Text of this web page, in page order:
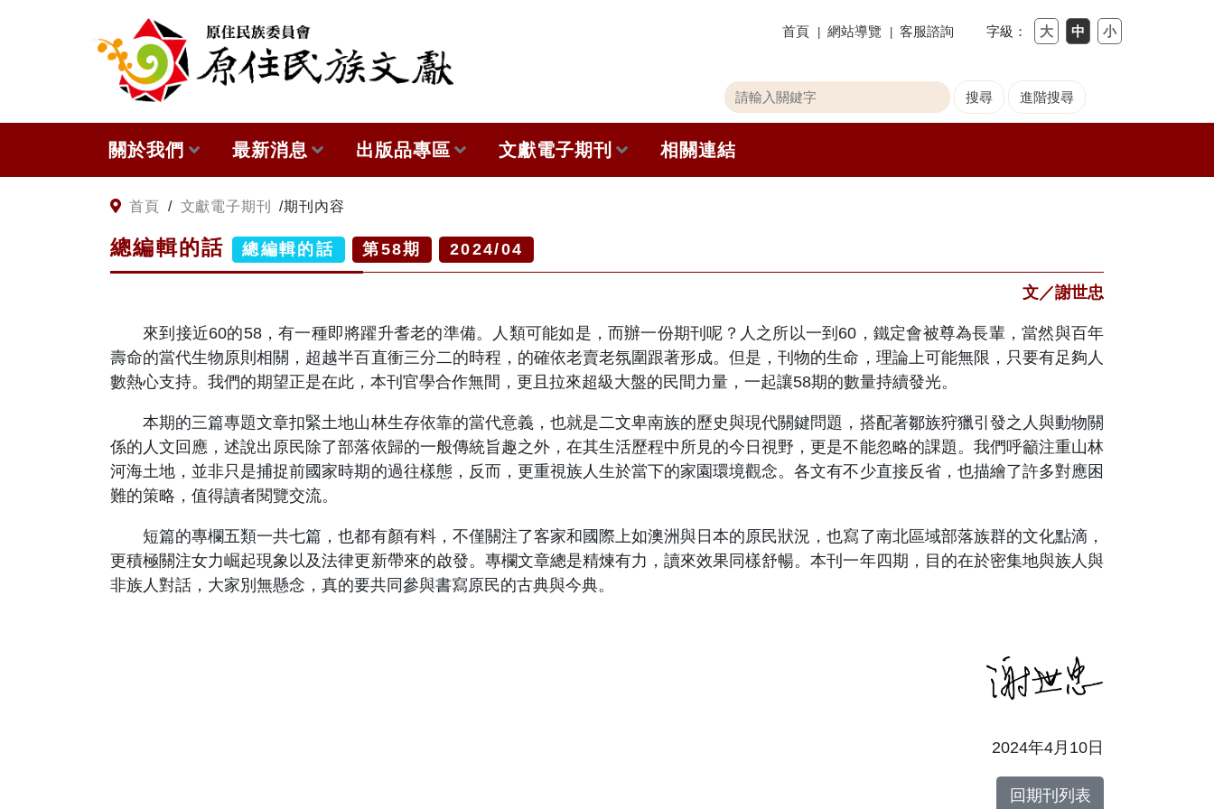
首頁
網站導覽 客服諮詢 字級：
關
鍵
搜
請
輸
關
關於我們
關於原住民族文獻會
原住民族文獻會設置要點
歷次會議記錄
最新消息
網站訊息
徵稿訊息
出版品專區
與國史館共同出版品介紹
文獻電子期刊
歷史期刊
徵稿說明
期刊查詢
相關連結
首頁 / 文獻電子期刊 /期刊內容
總編輯的話 總編輯的話 第58期 2024/04
文／謝世忠
來到接近60的58，有一種即將躍升耆老的準備。人類可能如是，而辦一份期刊呢？人之所以一到60，鐵定會被尊為長輩，當然與百年
壽命的當代生物原則相關，超越半百直衝三分二的時程，的確依老賣老氛圍跟著形成。但是，刊物的生命，理論上可能無限，只要有足夠人
數熱心支持。我們的期望正是在此，本刊官學合作無間，更且拉來超級大盤的民間力量，一起讓58期的數量持續發光。
本期的三篇專題文章扣緊土地山林生存依靠的當代意義，也就是二文卑南族的歷史與現代關鍵問題，搭配著鄒族狩獵引發之人與動物關
係的人文回應，述說出原民除了部落依歸的一般傳統旨趣之外，在其生活歷程中所見的今日視野，更是不能忽略的課題。我們呼籲注重山林
河海土地，並非只是捕捉前國家時期的過往樣態，反而，更重視族人生於當下的家園環境觀念。各文有不少直接反省，也描繪了許多對應困
難的策略，值得讀者閱覽交流。
短篇的專欄五類一共七篇，也都有顏有料，不僅關注了客家和國際上如澳洲與日本的原民狀況，也寫了南北區域部落族群的文化點滴，
更積極關注女力崛起現象以及法律更新帶來的啟發。專欄文章總是精煉有力，讀來效果同樣舒暢。本刊一年四期，目的在於密集地與族人與
非族人對話，大家別無懸念，真的要共同參與書寫原民的古典與今典。
2024年4月10日
回期刊列表